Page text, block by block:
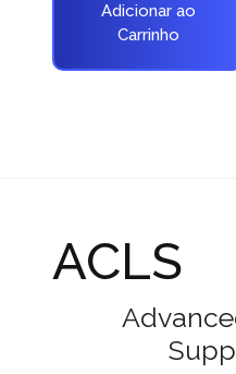
ACLS
Adicionar ao
Carrinho